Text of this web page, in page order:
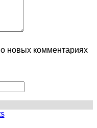
новых комментариях